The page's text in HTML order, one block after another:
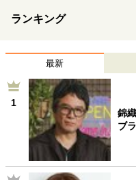
ランキング
最新
1
錦
ブ